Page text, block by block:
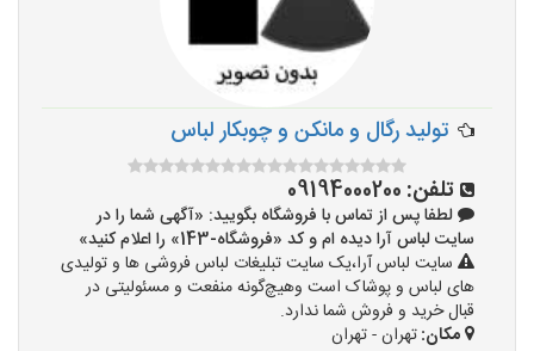
تولید رگال و مانکن و چوبکار لباس
تلفن: 09194000200
لطفا پس از تماس با فروشگاه بگویید: «آگهی شما را در
سایت لباس آرا دیده ام و کد «فروشگاه-143» را اعلام کنید»
سایت لباس آرا،یک سایت تبلیغات لباس فروشی ها و تولیدی
های لباس و پوشاک است وهیچ‌گونه منفعت و مسئولیتی در
قبال خرید و فروش شما ندارد.
مکان:تهران - تهران